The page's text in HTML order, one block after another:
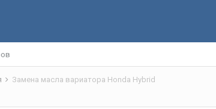
Замена масла вариатора Honda Hybrid